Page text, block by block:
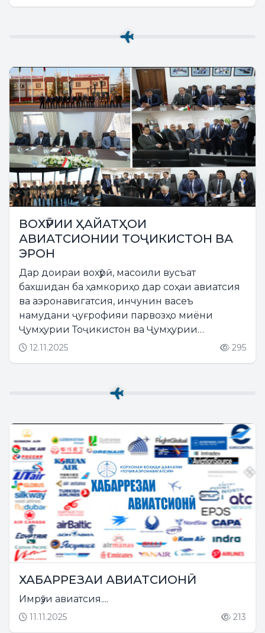
ВОХӮРИИ ҲАЙАТҲОИ
АВИАТСИОНИИ ТОҶИКИСТОН ВА
ЭРОН
Дар доираи вохӯрӣ, масоили вусъат
бахшидан ба ҳамкориҳо дар соҳаи авиатсия
ва аэронавигатсия, инчунин васеъ
намудани ҷуғрофияи парвозҳо миёни
Ҷумҳурии Тоҷикистон ва Ҷумҳурии
Исломии Эрон баррасӣ гардиданд....
12.11.2025 295
ХАБАРРЕЗАИ АВИАТСИОНӢ
Имрӯзи авиатсия....
11.11.2025 213